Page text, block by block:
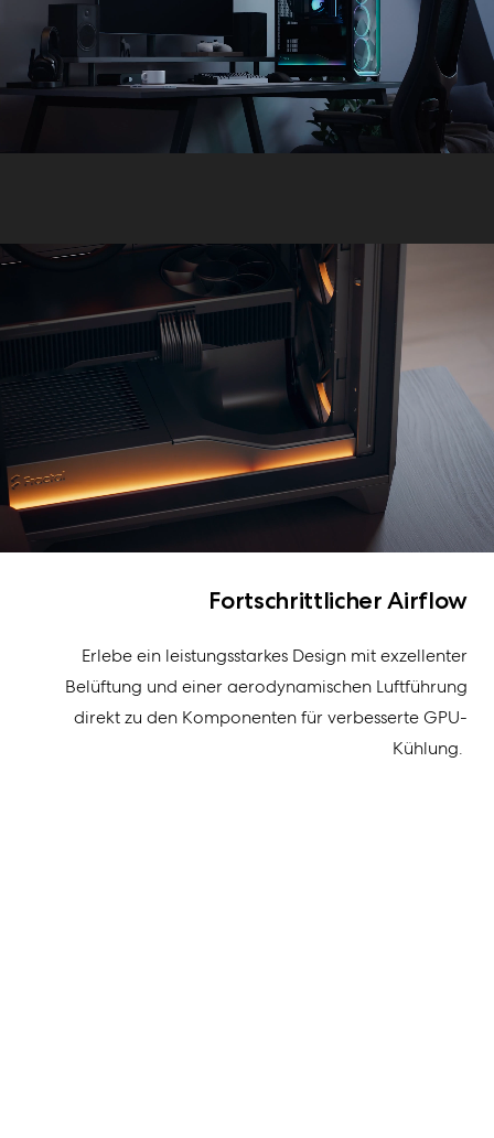
Fortschrittlicher Airflow
Erlebeein leistungsstarkes Design mitexzellenter
Belüftung und einer aerodynamischen Luftführung
direktzu den Komponentenfür verbesserteGPU-
Kühlung.